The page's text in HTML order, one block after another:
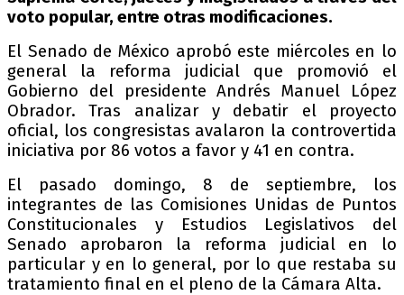
voto popular, entre otras modificaciones.
El Senado de México aprobó este miércoles en lo
general la reforma judicial que promovió el
Gobierno del presidente Andrés Manuel López
Obrador. Tras analizar y debatir el proyecto
oficial, los congresistas avalaron la controvertida
iniciativa por 86 votos a favor y 41 en contra.
El pasado domingo, 8 de septiembre, los
integrantes de las Comisiones Unidas de Puntos
Constitucionales y Estudios Legislativos del
Senado aprobaron la reforma judicial en lo
particular y en lo general, por lo que restaba su
tratamiento final en el pleno de la Cámara Alta.